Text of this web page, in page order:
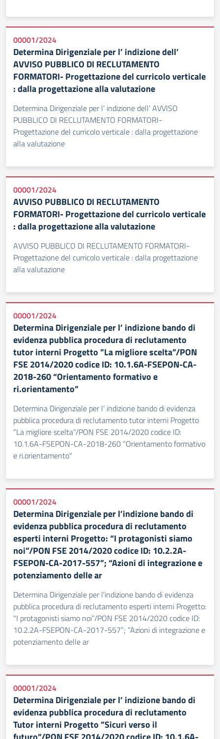
00001/2024
Determina Dirigenziale per l’ indizione dell’
AVVISO PUBBLICO DI RECLUTAMENTO
FORMATORI- Progettazione del curricolo verticale
: dalla progettazione alla valutazione
Determina Dirigenziale per l’ indizione dell’ AVVISO
PUBBLICO DI RECLUTAMENTO FORMATORI-
Progettazione del curricolo verticale : dalla progettazione
alla valutazione
00001/2024
AVVISO PUBBLICO DI RECLUTAMENTO
FORMATORI- Progettazione del curricolo verticale
: dalla progettazione alla valutazione
AVVISO PUBBLICO DI RECLUTAMENTO FORMATORI-
Progettazione del curricolo verticale : dalla progettazione
alla valutazione
00001/2024
Determina Dirigenziale per l’ indizione bando di
evidenza pubblica procedura di reclutamento
tutor interni Progetto ”La migliore scelta”/PON
FSE 2014/2020 codice ID: 10.1.6A-FSEPON-CA-
2018-260 “Orientamento formativo e
ri.orientamento”
Determina Dirigenziale per l’ indizione bando di evidenza
pubblica procedura di reclutamento tutor interni Progetto
”La migliore scelta”/PON FSE 2014/2020 codice ID:
10.1.6A-FSEPON-CA-2018-260 “Orientamento formativo
e ri.orientamento"
00001/2024
Determina Dirigenziale per l’indizione bando di
evidenza pubblica procedura di reclutamento
esperti interni Progetto: “I protagonisti siamo
noi”/PON FSE 2014/2020 codice ID: 10.2.2A-
FSEPON-CA-2017-557”; “Azioni di integrazione e
potenziamento delle ar
Determina Dirigenziale per l'indizione bando di evidenza
pubblica procedura di reclutamento esperti interni Progetto:
"I protagonisti siamo noi”/PON FSE 2014/2020 codice ID:
10.2.2A-FSEPON-CA-2017-557”; “Azioni di integrazione e
potenziamento delle ar
00001/2024
Determina Dirigenziale per l’ indizione bando di
evidenza pubblica procedura di reclutamento
Tutor interni Progetto ”Sicuri verso il